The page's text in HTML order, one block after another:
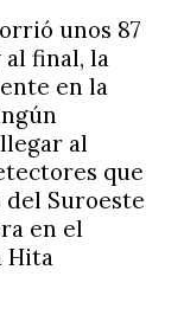
unos 87
final, la
en la
al
que
del Suroeste
en el
Hita